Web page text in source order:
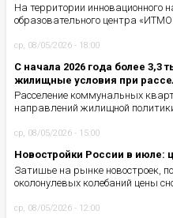
На территории инновационного
образовательного центра «ИТМО
ср, 08/05/2026 - 18:00
С начала 2026 года более 3,3
жилищные условия при
Расселение коммунальных
направлений жилищной
ср, 08/05/2026 - 15:00
Новостройки России в июле:
Затишье на рынке новостроек,
околонулевых колебаний цены
ср, 08/05/2026 - 12:00